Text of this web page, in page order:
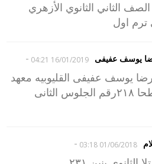
الصف الثاني الثانوي الأزهري
اول
يوسف عفيفى 16/01/2019 04:21
-
يوسف عفيفى القليوبيه معهد
كفر طحا ٢١٨رقم الجلوس الثانى
01/06/2018 03:18
-